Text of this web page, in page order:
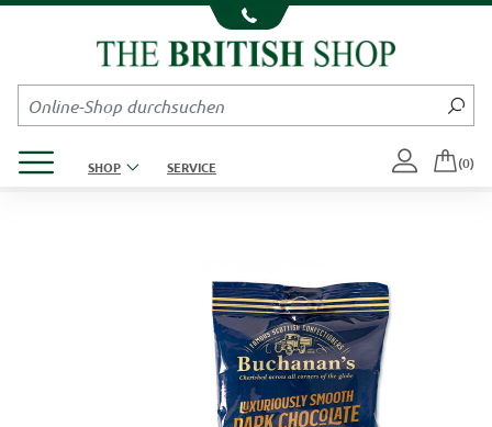
Kompletten Head der Seite überspringen
SHOP SERVICE (0)